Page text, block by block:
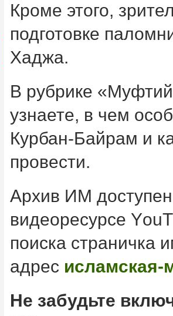
Кроме этого,
подготовке
Хаджа.
В рубрике
узнаете, в чем
Курбан-Байрам и
провести.
Архив ИМ
видеоресурсе
поиска страничка
адрес исламская-
Не забудьте